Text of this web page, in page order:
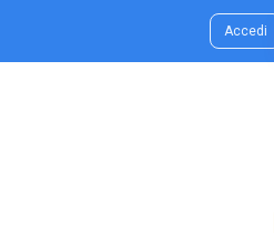
Accedi